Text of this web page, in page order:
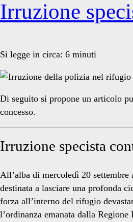
sanitaria</
Irruzione
Si legge in circa: 6 minuti
Di seguito si propone un articolo
concesso.
Irruzione specista
All’alba di mercoledì 20
destinata a lasciare una profonda
forza all’interno del rifugio
l’ordinanza emanata dalla